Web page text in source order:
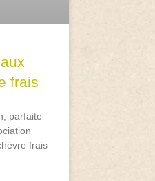
frais
parfaite
frais